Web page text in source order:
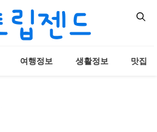
여행정보 생활정보 맛집